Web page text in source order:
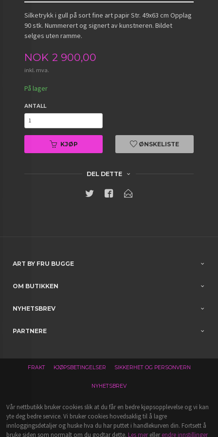
Silketrykk i gull på sort fine art papir Str. 49x63 cm Opplag
90 stk. Nummerert og signert av kunstneren. Bildet
selges uten ramme.
Pris
NOK 2 900,00
inkl. mva.
På lager
ANTALL
KJØP ØNSKELISTE
DEL DETTE
ART BY FRU BUGGE
OM BUTIKKEN
NYHETSBREV
PARTNERE
FRAKT KJØPSBETINGELSER SIKKERHET OG PERSONVERN
NYHETSBREV
Vår nettbutikk bruker cookies slik at du får en bedre kjøpsopplevelse og vi kan
yte deg bedre service. Vi bruker cookies hovedsaklig til å lagre
innloggingsdetaljer og huske hva du har puttet i handlekurven din. Fortsett å
bruke siden som normalt om du godtar dette. Les merellerendre innstillinger